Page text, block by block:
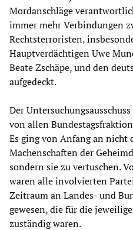
Mordanschläge
immer mehr Verbindungen
Rechtsterroristen,
Hauptverdächtigen Uwe
Beate Zschäpe, und den
aufgedeckt.
Der
von allen
Es ging von Anfang an nicht
Machenschaften der
sondern sie zu vertuschen.
waren alle involvierten
Zeitraum an Landes- und
gewesen, die für die
zuständig waren.